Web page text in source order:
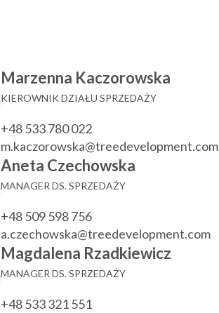
Marzenna Kaczorowska
KIEROWNIK DZIAŁU SPRZEDAŻY
+48 533 780 022
m.kaczorowska@treedevelopment.com
Aneta Czechowska
MANAGER DS. SPRZEDAŻY
+48 509 598 756
a.czechowska@treedevelopment.com
Magdalena Rzadkiewicz
MANAGER DS. SPRZEDAŻY
+48 533 321 551